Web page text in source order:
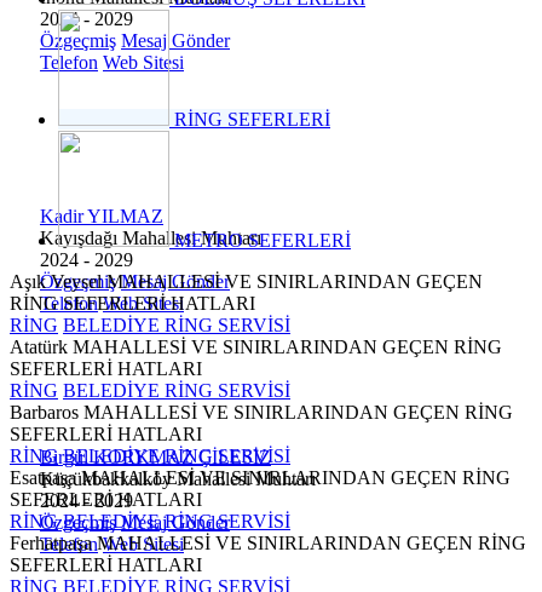
2024 - 2029
Özgeçmiş Mesaj Gönder
Telefon Web Sitesi
Kadir YILMAZ
Kayışdağı Mahallesi Muhtarı
2024 - 2029
Özgeçmiş Mesaj Gönder
Telefon Web Sitesi
Birgül KORKMAZ ÇİLESİZ
Küçükbakkalköy Mahallesi Muhtarı
2024 - 2029
Özgeçmiş Mesaj Gönder
Telefon Web Sitesi
RİNG SEFERLERİ
METRO SEFERLERİ
Aşık Veysel MAHALLESİ VE SINIRLARINDAN GEÇEN
RİNG SEFERLERİ HATLARI
RİNG BELEDİYE RİNG SERVİSİ
Atatürk MAHALLESİ VE SINIRLARINDAN GEÇEN RİNG
SEFERLERİ HATLARI
RİNG BELEDİYE RİNG SERVİSİ
Barbaros MAHALLESİ VE SINIRLARINDAN GEÇEN RİNG
SEFERLERİ HATLARI
RİNG BELEDİYE RİNG SERVİSİ
Esatpaşa MAHALLESİ VE SINIRLARINDAN GEÇEN RİNG
SEFERLERİ HATLARI
RİNG BELEDİYE RİNG SERVİSİ
Ferhatpaşa MAHALLESİ VE SINIRLARINDAN GEÇEN RİNG
SEFERLERİ HATLARI
RİNG BELEDİYE RİNG SERVİSİ